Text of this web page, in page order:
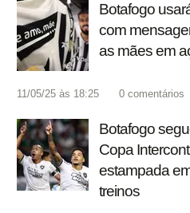
Botafogo
com
as mães em
11/05/25 às 18:25 0 comentários
Botafogo
Copa
estampada
treinos